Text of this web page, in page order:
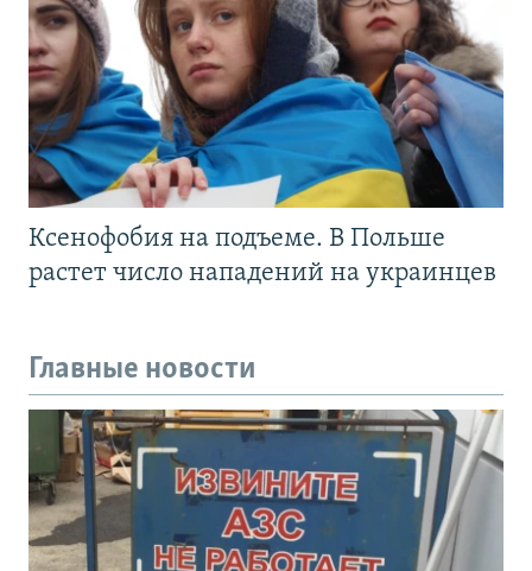
Ксенофобия на подъеме. В Польше
растет число нападений на украинцев
Главные новости